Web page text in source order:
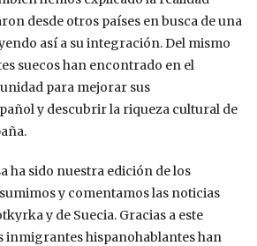
desde otros países en busca de una
así a su integración. Del mismo
suecos han encontrado en el
para mejorar sus
y descubrir la riqueza cultural de
ha sido nuestra edición de los
y comentamos las noticias
y de Suecia. Gracias a este
inmigrantes hispanohablantes han